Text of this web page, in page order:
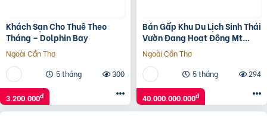
Khách Sạn Cho Thuê Theo
Tháng – Dolphin Bay
Ngoài Cần Thơ
5 tháng
300
3.200.000đ
Bán Gấp Khu Du Lịch Sinh Thái
Vườn Đang Hoạt Động Mt
Nhựa Củ Chi Giá Tốt
Ngoài Cần Thơ
5 tháng
294
40.000.000.000đ